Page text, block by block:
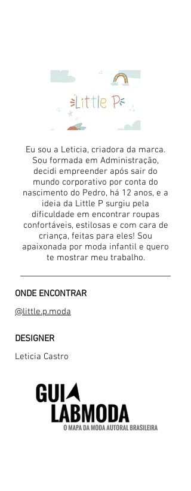
Eu sou a Leticia, criadora da marca.
Sou formada em Administração,
decidi empreender após sair do
mundo corporativo por conta do
nascimento do Pedro, há 12 anos, e a
ideia da Little P surgiu pela
dificuldade em encontrar roupas
confortáveis, estilosas e com cara de
criança, feitas para eles! Sou
apaixonada por moda infantil e quero
te mostrar meu trabalho.
ONDE ENCONTRAR
@little.p.moda
DESIGNER
Leticia Castro